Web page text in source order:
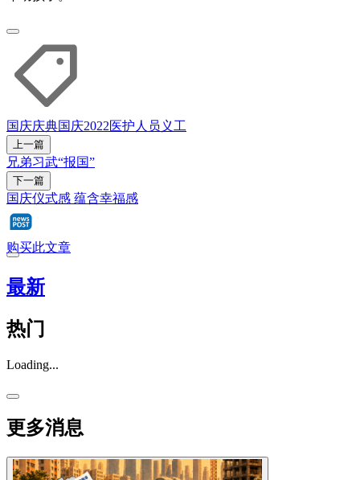
国庆庆典国庆2022医护人员 义工
上一篇
兄弟习武“报国”
下一篇
国庆仪式感 蕴含幸福感
购买此文章
最新
热门
Loading...
更多消息